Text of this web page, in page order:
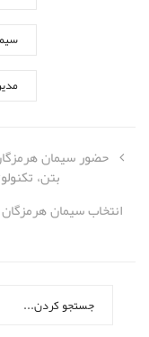
حضور سیمان
بتن،
انتخاب سیمان
برای: